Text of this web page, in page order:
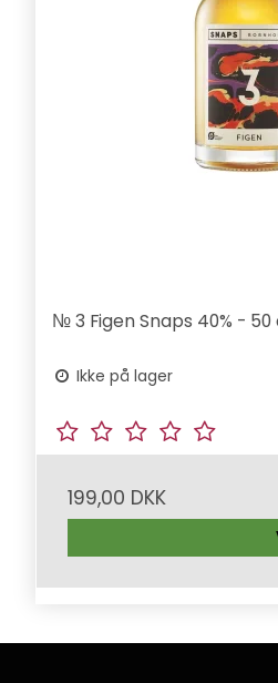
№ 3 Figen Snaps 40% - 50
Ikke på lager
199,00 DKK